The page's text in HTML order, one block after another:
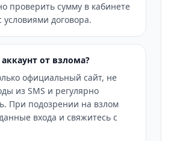
проверить сумму в кабинете
условиями договора.
от взлома?
официальный сайт, не
из SMS и регулярно
При подозрении на взлом
входа и свяжитесь с